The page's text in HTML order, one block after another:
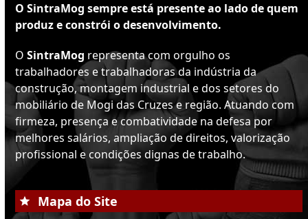
O SintraMog sempre está presente ao lado de quem
produz e constrói o desenvolvimento.
OSintraMog representa com orgulho os
trabalhadores e trabalhadoras da indústria da
construção, montagem industrial e dos setores do
mobiliário de Mogi das Cruzes e região. Atuando com
firmeza, presença e combatividade na defesa por
melhores salários, ampliação de direitos, valorização
profissional e condições dignas de trabalho.
Mapa do Site